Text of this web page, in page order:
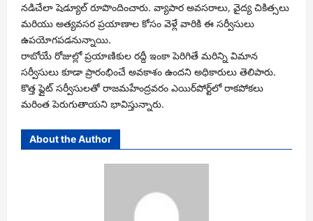
నడిచేలా షెడ్యూల్ రూపొందించారు. వ్యాపార అవసరాలు, వైద్య చికిత్సలు
మరియు అత్యవసర ప్రయాణాల కోసం వెళ్లే వారికి ఈ సర్వీసులు
ఉపయోగపడనున్నాయి.
రాబోయే రోజుల్లో ప్రయాణికుల రద్దీ ఇంకా పెరిగితే మరిన్ని విమాన
సర్వీసులు కూడా ప్రారంభించే అవకాశం ఉందని అధికారులు తెలిపారు.
కొత్త ఫ్లైట్ సర్వీసులతో రాజమహేంద్రవరం ఎయిర్‌పోర్ట్‌లో రాకపోకలు
మరింత పెరుగుతాయని భావిస్తున్నారు.
About the Author